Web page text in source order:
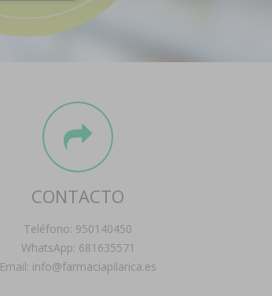
CONTACTO
Teléfono: 950140450
WhatsApp: 681635571
Email: info@farmaciapilarica.es